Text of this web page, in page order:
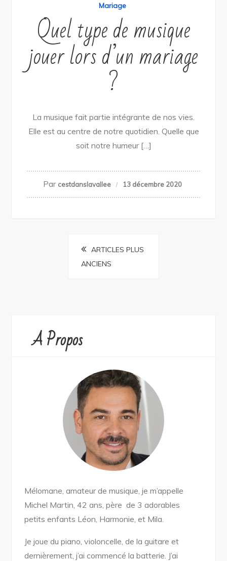
Mariage
Quel type de musique
jouer lors d’un mariage
?
La musique fait partie intégrante de nos vies.
Elle est au centre de notre quotidien. Quelle que
soit notre humeur […]
Par cestdanslavallee 13 décembre 2020
NavigationARTICLES PLUS
ANCIENS
A Propos
Mélomane, amateur de musique, je m’appelle
Michel Martin, 42 ans, père de 3 adorables
petits enfants Léon, Harmonie, et Mila.
Je joue du piano, violoncelle, de la guitare et
dernièrement, j’ai commencé la batterie. J’ai